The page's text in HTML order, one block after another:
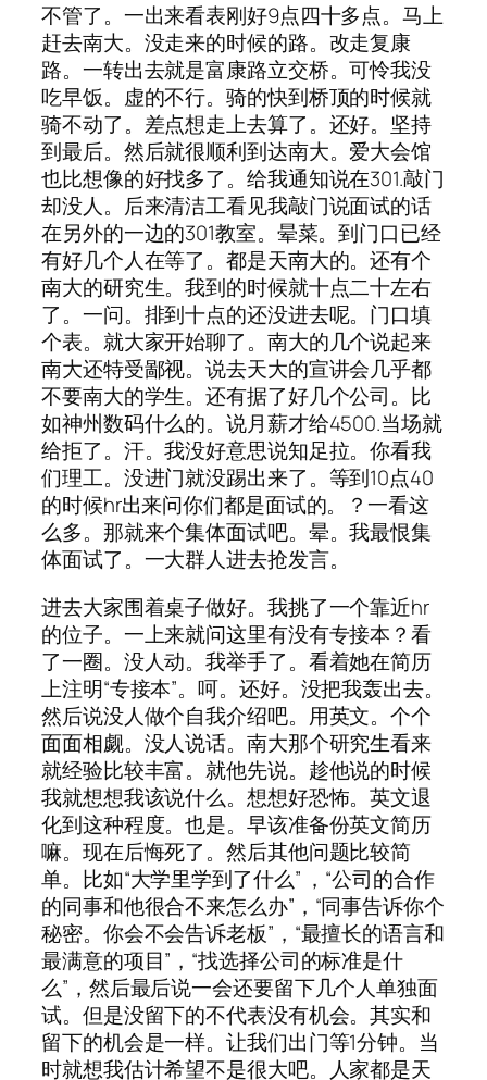
不管了。一出来看表刚好9点四十多点。马上
赶去南大。没走来的时候的路。改走复康
路。一转出去就是富康路立交桥。可怜我没
吃早饭。虚的不行。骑的快到桥顶的时候就
骑不动了。差点想走上去算了。还好。坚持
到最后。然后就很顺利到达南大。爱大会馆
也比想像的好找多了。给我通知说在301.敲门
却没人。后来清洁工看见我敲门说面试的话
在另外的一边的301教室。晕菜。到门口已经
有好几个人在等了。都是天南大的。还有个
南大的研究生。我到的时候就十点二十左右
了。一问。排到十点的还没进去呢。门口填
个表。就大家开始聊了。南大的几个说起来
南大还特受鄙视。说去天大的宣讲会几乎都
不要南大的学生。还有据了好几个公司。比
如神州数码什么的。说月薪才给4500.当场就
给拒了。汗。我没好意思说知足拉。你看我
们理工。没进门就没踢出来了。等到10点40
的时候hr出来问你们都是面试的。？一看这
么多。那就来个集体面试吧。晕。我最恨集
体面试了。一大群人进去抢发言。
进去大家围着桌子做好。我挑了一个靠近hr
的位子。一上来就问这里有没有专接本？看
了一圈。没人动。我举手了。看着她在简历
上注明“专接本”。呵。还好。没把我轰出去。
然后说没人做个自我介绍吧。用英文。个个
面面相觑。没人说话。南大那个研究生看来
就经验比较丰富。就他先说。趁他说的时候
我就想想我该说什么。想想好恐怖。英文退
化到这种程度。也是。早该准备份英文简历
嘛。现在后悔死了。然后其他问题比较简
单。比如“大学里学到了什么” ，“公司的合作
的同事和他很合不来怎么办”，“同事告诉你个
秘密。你会不会告诉老板”，“最擅长的语言和
最满意的项目”，“找选择公司的标准是什
么”，然后最后说一会还要留下几个人单独面
试。但是没留下的不代表没有机会。其实和
留下的机会是一样。让我们出门等1分钟。当
时就想我估计希望不是很大吧。人家都是天